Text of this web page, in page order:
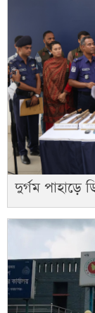
দুর্গম পাহাড়ে